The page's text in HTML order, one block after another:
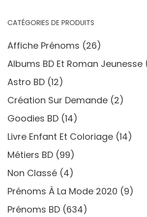
CATÉGORIES DE PRODUITS
Affiche Prénoms (26)
Albums BD Et Roman Jeunesse
Astro BD (12)
Création Sur Demande (2)
Goodies BD (14)
Livre Enfant Et Coloriage (14)
Métiers BD (99)
Non Classé (4)
Prénoms À La Mode 2020 (9)
Prénoms BD (634)